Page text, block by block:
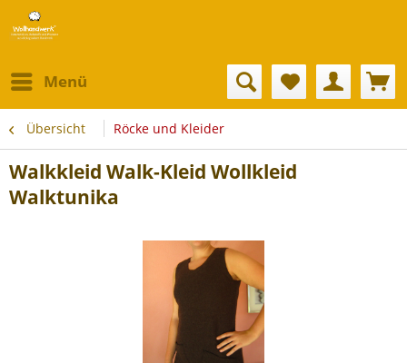
Menü
Übersicht Röcke und Kleider
Walkkleid Walk-Kleid Wollkleid
Walktunika